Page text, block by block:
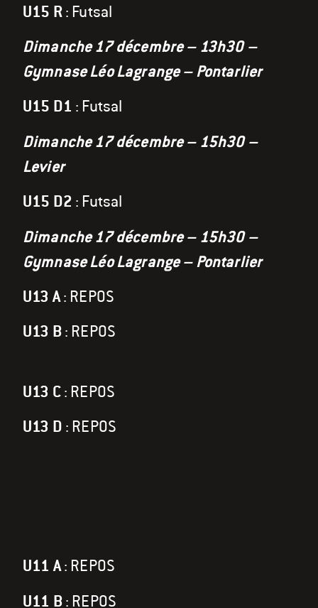
U15 R: Futsal
Dimanche 17 décembre – 13h30 –
Gymnase Léo Lagrange – Pontarlier
U15 D1 : Futsal
Dimanche 17 décembre – 15h30 –
Levier
U15 D2 : Futsal
Dimanche 17 décembre – 15h30 –
Gymnase Léo Lagrange – Pontarlier
U13 A: REPOS
U13 B: REPOS
U13 C: REPOS
U13 D : REPOS
U11 A: REPOS
U11 B: REPOS